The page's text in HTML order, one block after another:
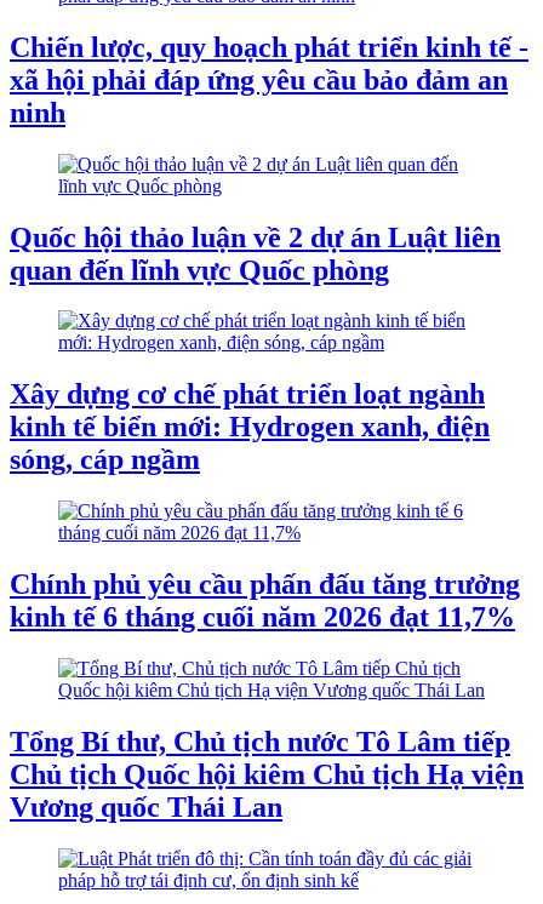
Chiến lược, quy hoạch phát triển kinh tế -
xã hội phải đáp ứng yêu cầu bảo đảm an
ninh
Quốc hội thảo luận về 2 dự án Luật liên
quan đến lĩnh vực Quốc phòng
Xây dựng cơ chế phát triển loạt ngành
kinh tế biển mới: Hydrogen xanh, điện
sóng, cáp ngầm
Chính phủ yêu cầu phấn đấu tăng trưởng
kinh tế 6 tháng cuối năm 2026 đạt 11,7%
Tổng Bí thư, Chủ tịch nước Tô Lâm tiếp
Chủ tịch Quốc hội kiêm Chủ tịch Hạ viện
Vương quốc Thái Lan